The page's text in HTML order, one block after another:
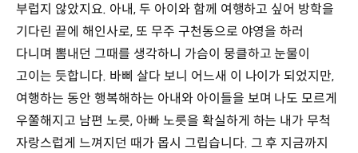
부럽지 않았지요. 아내, 두 아이와 함께 여행하고 싶어 방학을
기다린 끝에 해인사로, 또 무주 구천동으로 야영을 하러
다니며 뽐내던 그때를 생각하니 가슴이 뭉클하고 눈물이
고이는 듯합니다. 바삐 살다 보니 어느새 이 나이가 되었지만,
여행하는 동안 행복해하는 아내와 아이들을 보며 나도 모르게
우쭐해지고 남편 노릇, 아빠 노릇을 확실하게 하는 내가 무척
자랑스럽게 느껴지던 때가 몹시 그립습니다. 그 후 지금까지